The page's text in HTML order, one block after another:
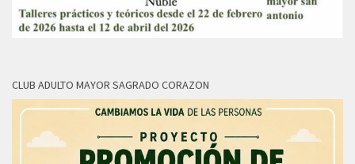
CLUB ADULTO MAYOR SAGRADO CORAZON